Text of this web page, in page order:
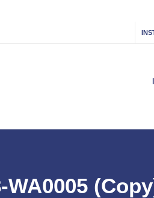
WA0005